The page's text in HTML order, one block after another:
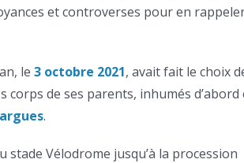
et controverses pour en
le 3 octobre 2021, avait fait le choix
de ses parents, inhumés d’abord
.
stade Vélodrome jusqu’à la procession